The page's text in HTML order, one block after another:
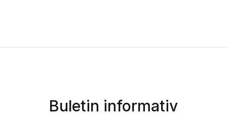
Buletin informativ